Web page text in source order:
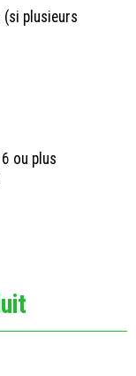
plusieurs
ou plus